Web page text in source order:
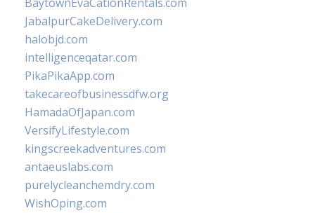
JabalpurCakeDelivery.com
halobjd.com
intelligenceqatar.com
PikaPikaApp.com
takecareofbusinessdfw.org
HamadaOfJapan.com
VersifyLifestyle.com
kingscreekadventures.com
antaeuslabs.com
purelycleanchemdry.com
WishOping.com